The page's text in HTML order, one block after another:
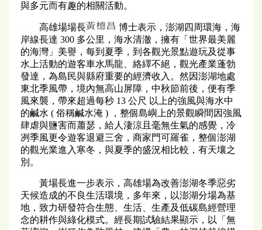
與多元而有趣的相關活動。
高雄場場長
博士表示，澎湖四周環海，海
岸線長達 300 多公里，海水清澈，擁有「世界最美麗
的海灣」美譽，每到夏季，到各觀光景點遊玩及從事
水上活動的遊客車水馬龍、絡繹不絕，觀光產業蓬勃
發達，為島民與縣府重要的經濟收入。然因澎湖地處
東北季風帶，境內無高山屏障，中秋節前後，便有季
風來襲，帶來超過每秒 13 公尺 以上的強風與海水中
的鹹水 ( 俗稱鹹水淹 ) ，整個島嶼上的景觀瞬間因強風
肆虐與鹽害而蕭瑟，給人淒涼且毫無生氣的感覺，冷
冽季風更令遊客退避三舍，商家門可羅雀，整個澎湖
的觀光業進入寒冬，與夏季的盛況相比較，有天壤之
別。
黃場長進一步表示，高雄場為改善澎湖冬季惡劣
天候造成的不良生活環境，多年來，以澎湖分場為基
地，致力研發符合生態、生活、生產及低碳島經營理
念的耕作與綠化模式。經長期試驗結果顯示，以「無